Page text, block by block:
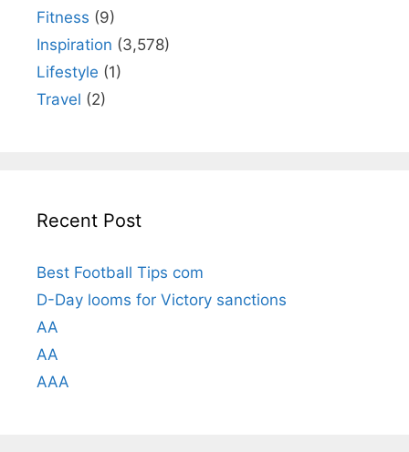
Fitness (9)
Inspiration (3,578)
Lifestyle (1)
Travel (2)
Recent Post
Best Football Tips com
D-Day looms for Victory sanctions
AA
AA
AAA